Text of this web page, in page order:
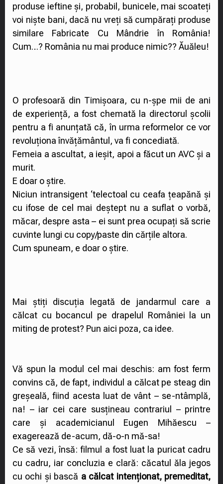
produse ieftine și, probabil, bunicele, mai scoateți
voi niște bani, dacă nu vreți să cumpărați produse
similare Fabricate Cu Mândrie în România!
Cum…? România nu mai produce nimic?? Ăuăleu!
O profesoară din Timișoara, cu n-șpe mii de ani
de experiență, a fost chemată la directorul școlii
pentru a fi anunțată că, în urma reformelor ce vor
revoluționa învățământul, va fi concediată.
Femeia a ascultat, a ieșit, apoi a făcut un AVC și a
murit.
E doar o știre.
Niciun intransigent ‘telectoal cu ceafa țeapănă și
cu ifose de cel mai deștept nu a suflat o vorbă,
măcar, despre asta – ei sunt prea ocupați să scrie
cuvinte lungi cu copy/paste din cărțile altora.
Cum spuneam, e doar o știre.
Mai știți discuția legată de jandarmul care a
călcat cu bocancul pe drapelul României la un
miting de protest? Pun aici poza, ca idee.
Vă spun la modul cel mai deschis: am fost ferm
convins că, de fapt, individul a călcat pe steag din
greșeală, fiind acesta luat de vânt – se-ntâmplă,
na! – iar cei care susțineau contrariul – printre
care și academicianul Eugen Mihăescu –
exagerează de-acum, dă-o-n mă-sa!
Ce să vezi, însă: filmul a fost luat la puricat cadru
cu cadru, iar concluzia e clară: căcatul ăla jegos
cu ochi și bască a călcat intenționat, premeditat,